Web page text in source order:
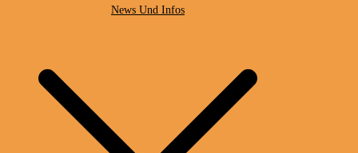
News Und Infos